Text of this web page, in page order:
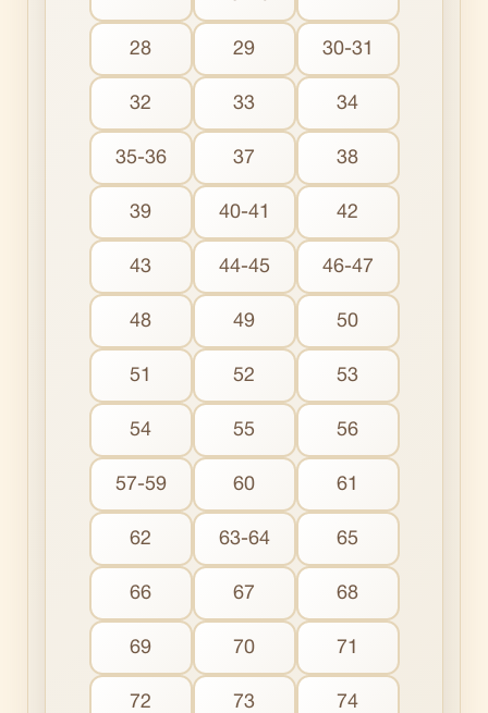
28 29 30-31
32 33 34
35-36 37 38
39 40-41 42
43 44-45 46-47
48 49 50
51 52 53
54 55 56
57-59 60 61
62 63-64 65
66 67 68
69 70 71
72 73 74